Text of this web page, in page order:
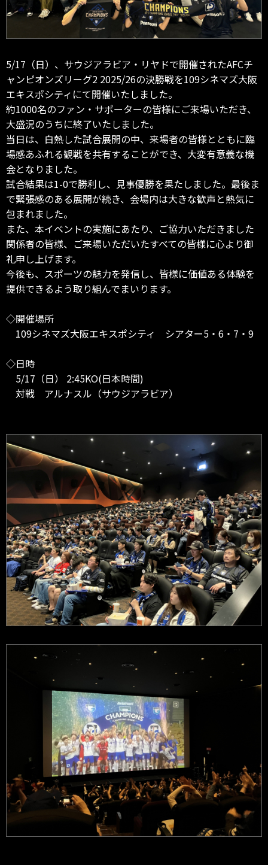
5/17（日）、サウジアラビア・リヤドで開催されたAFCチ
ャンピオンズリーグ2 2025/26の決勝戦を109シネマズ大阪
エキスポシティにて開催いたしました。
約1000名のファン・サポーターの皆様にご来場いただき、
大盛況のうちに終了いたしました。
当日は、白熱した試合展開の中、来場者の皆様とともに臨
場感あふれる観戦を共有することができ、大変有意義な機
会となりました。
試合結果は1-0で勝利し、見事優勝を果たしました。最後ま
で緊張感のある展開が続き、会場内は大きな歓声と熱気に
包まれました。
また、本イベントの実施にあたり、ご協力いただきました
関係者の皆様、ご来場いただいたすべての皆様に心より御
礼申し上げます。
今後も、スポーツの魅力を発信し、皆様に価値ある体験を
提供できるよう取り組んでまいります。
◇開催場所
109シネマズ大阪エキスポシティ シアター5・6・7・9
◇日時
5/17（日） 2:45KO(日本時間)
対戦 アルナスル（サウジアラビア）